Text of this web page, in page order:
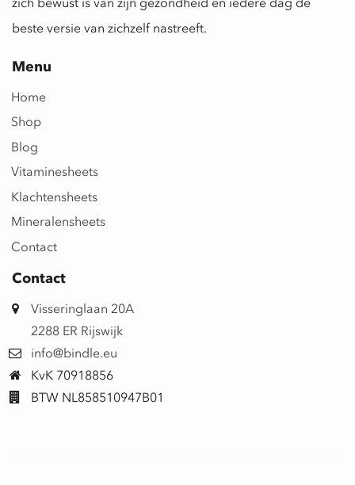
beste versie van zichzelf nastreeft.
Menu
Home
Shop
Blog
Vitaminesheets
Klachtensheets
Mineralensheets
Contact
Contact
Visseringlaan 20A
2288 ER Rijswijk
info@bindle.eu
KvK 70918856
BTW NL858510947B01